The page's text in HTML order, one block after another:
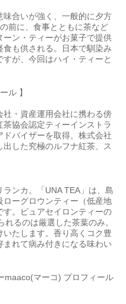
合いが強く、一般的に夕方
前に、食事とともに茶など
ン・ティーがお菓子で提供
も供される。日本で馴染み
が、今回はハイ・ティーと
ル 】
・資産運用会社に携わる傍
協会認定ティーインストラ
バイザーを取得。株式会社
した究極のルフナ紅茶、ス
ンカ。「UNA TEA」は、島
ーグロウンティー（低産地
。ピュアセイロンティーの
るのは厳選した茶葉のみ。
たします。香り高くコク豊
れて病み付きになる味わい
maaco(マーコ) プロフィール